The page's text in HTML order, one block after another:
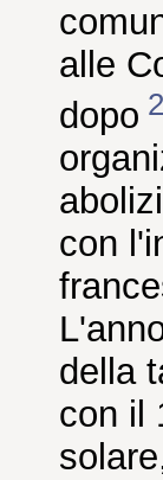
alle
dopo 2
con
della
con il